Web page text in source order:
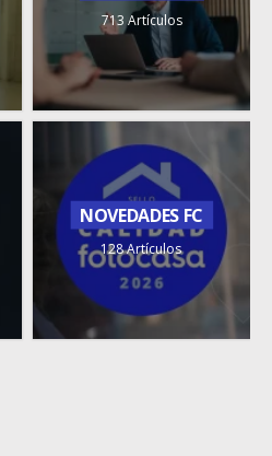
713 Artículos
NOVEDADES FC
128 Artículos